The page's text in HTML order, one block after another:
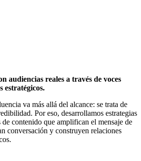
audiencias reales a través de voces
estratégicos.
va más allá del alcance: se trata de
Por eso, desarrollamos estrategias
de contenido que amplifican el mensaje de
conversación y construyen relaciones